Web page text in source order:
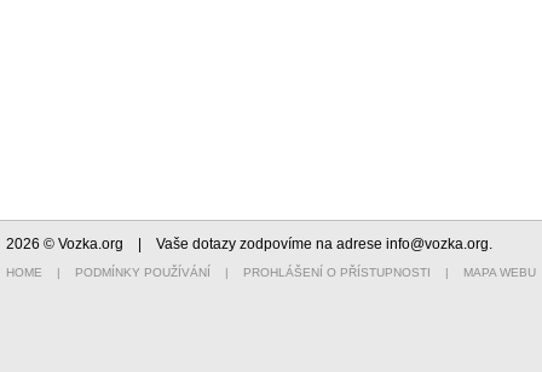
2026 © Vozka.org | Vaše dotazy zodpovíme na adrese info@vozka.org.
HOME | PODMÍNKY POUŽÍVÁNÍ | PROHLÁŠENÍ O PŘÍSTUPNOSTI | MAPA WEBU